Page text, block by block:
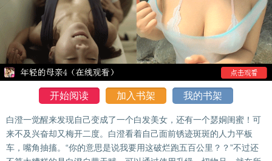
开始阅读 加入书架 我的书架
白澄一觉醒来发现自己变成了一个白发美女，还有一个瑟姛闺蜜！可
来不及兴奋却又梅开二度。白澄看着自己面前锈迹斑斑的人力平板
车，嘴角抽搐。“你的意思是说我要用这破烂跑五百公里？？”不过还